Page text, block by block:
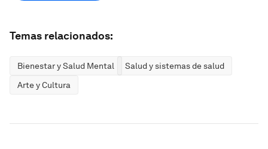
Temas relacionados:
Bienestar y Salud Mental
Salud y sistemas de salud
Arte y Cultura